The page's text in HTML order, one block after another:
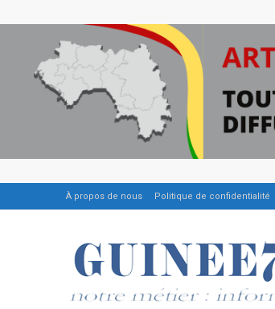
À propos de nous Politique de confidentialité